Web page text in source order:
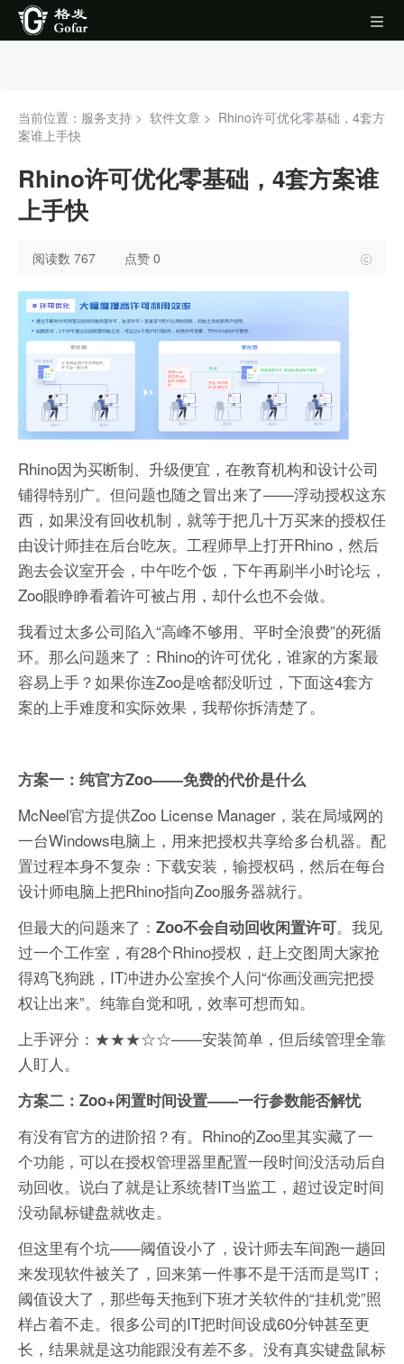
当前位置：服务支持 > 软件文章 > Rhino许可优化零基础，4套方
案谁上手快
Rhino许可优化零基础，4套方案谁
上手快
阅读数 767 点赞 0
Rhino因为买断制、升级便宜，在教育机构和设计公司
铺得特别广。但问题也随之冒出来了——浮动授权这东
西，如果没有回收机制，就等于把几十万买来的授权任
由设计师挂在后台吃灰。工程师早上打开Rhino，然后
跑去会议室开会，中午吃个饭，下午再刷半小时论坛，
Zoo眼睁睁看着许可被占用，却什么也不会做。
我看过太多公司陷入“高峰不够用、平时全浪费”的死循
环。那么问题来了：Rhino的许可优化，谁家的方案最
容易上手？如果你连Zoo是啥都没听过，下面这4套方
案的上手难度和实际效果，我帮你拆清楚了。
方案一：纯官方Zoo——免费的代价是什么
McNeel官方提供Zoo License Manager，装在局域网的
一台Windows电脑上，用来把授权共享给多台机器。配
置过程本身不复杂：下载安装，输授权码，然后在每台
设计师电脑上把Rhino指向Zoo服务器就行。
但最大的问题来了： Zoo不会自动回收闲置许可。我见
过一个工作室，有28个Rhino授权，赶上交图周大家抢
得鸡飞狗跳，IT冲进办公室挨个人问“你画没画完把授
权让出来”。纯靠自觉和吼，效率可想而知。
上手评分：★★★☆☆——安装简单，但后续管理全靠
人盯人。
方案二：Zoo+闲置时间设置——一行参数能否解忧
有没有官方的进阶招？有。Rhino的Zoo里其实藏了一
个功能，可以在授权管理器里配置一段时间没活动后自
动回收。说白了就是让系统替IT当监工，超过设定时间
没动鼠标键盘就收走。
但这里有个坑——阈值设小了，设计师去车间跑一趟回
来发现软件被关了，回来第一件事不是干活而是骂IT；
阈值设大了，那些每天拖到下班才关软件的“挂机党”照
样占着不走。很多公司的IT把时间设成60分钟甚至更
长，结果就是这功能跟没有差不多。没有真实键盘鼠标